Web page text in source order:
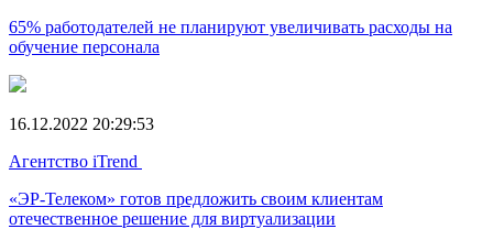
65% работодателей не планируют увеличивать расходы на
обучение персонала
16.12.2022 20:29:53
Агентство iTrend
«ЭР-Телеком» готов предложить своим клиентам
отечественное решение для виртуализации